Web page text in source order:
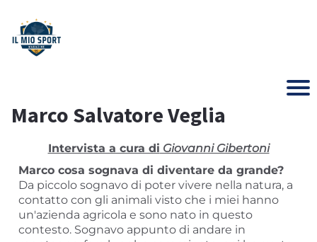
Marco Salvatore Veglia
Intervista a cura di Giovanni Gibertoni
Marco cosa sognava di diventare da grande?
Da piccolo sognavo di poter vivere nella natura, a
contatto con gli animali visto che i miei hanno
un'azienda agricola e sono nato in questo
contesto. Sognavo appunto di andare in